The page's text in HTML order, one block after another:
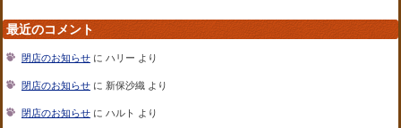
最近のコメント
閉店のお知らせ に ハリー より
閉店のお知らせ に 新保沙織 より
閉店のお知らせ に ハルト より